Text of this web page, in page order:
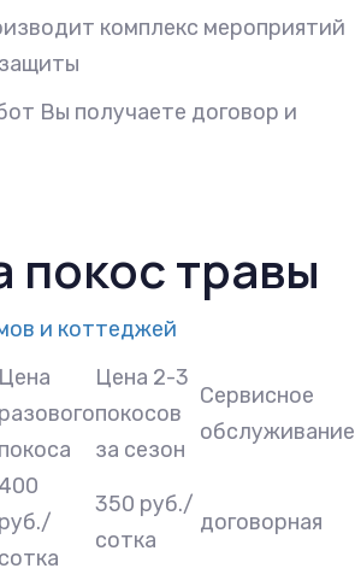
комплекс мероприятий
Вы получаете договор и
покос травы
и коттеджей
Цена
разового
покоса
Цена 2-3
покосов
за сезон
Сервисное
обслуживание
400
руб./
сотка
350 руб./
сотка
договорная